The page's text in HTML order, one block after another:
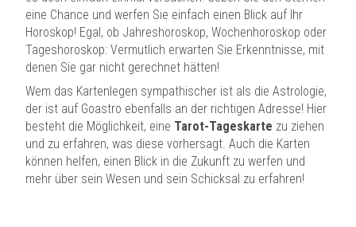
eine Chance und werfen Sie einfach einen Blick auf Ihr
Horoskop! Egal, ob Jahreshoroskop, Wochenhoroskop oder
Tageshoroskop: Vermutlich erwarten Sie Erkenntnisse, mit
denen Sie gar nicht gerechnet hätten!
Wem das Kartenlegen sympathischer ist als die Astrologie,
der ist auf Goastro ebenfalls an der richtigen Adresse! Hier
besteht die Möglichkeit, eine Tarot-Tageskarte zu ziehen
und zu erfahren, was diese vorhersagt. Auch die Karten
können helfen, einen Blick in die Zukunft zu werfen und
mehr über sein Wesen und sein Schicksal zu erfahren!